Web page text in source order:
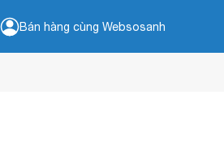
Bán hàng cùng Websosanh